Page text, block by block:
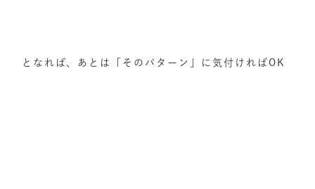
となれば、あとは「そのパターン」に気付ければOK